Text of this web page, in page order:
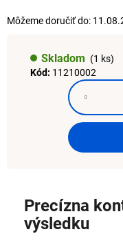
Môžeme doručiť do:
Skladom (1 ks)
Kód: 11210002
Precízna
výsledku